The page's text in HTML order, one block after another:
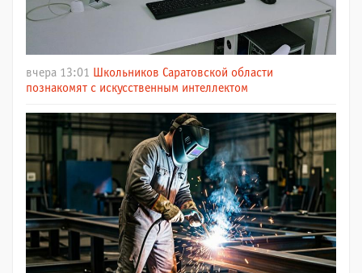
вчера 13:01
Школьников Саратовской области
познакомят с искусственным интеллектом